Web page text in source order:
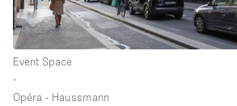
Event Space
∙
Opéra - Haussmann